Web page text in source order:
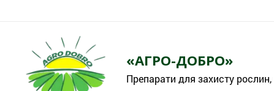
«АГРО-ДОБРО»
Препарати для захисту